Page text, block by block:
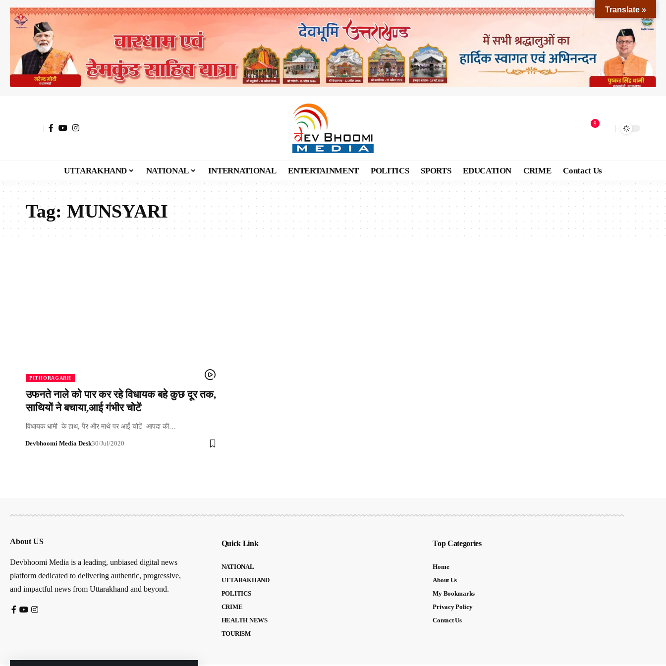
9
UTTARAKHAND NATIONAL INTERNATIONAL ENTERTAINMENT POLITICS SPORTS EDUCATION CRIME Contact Us
Tag:MUNSYARI
PITHORAGARH
उफनते नाले को पार कर रहे विधायक बहे कुछ दूर तक,
साथियों ने बचाया,आई गंभीर चोटें
विधायक धामी के हाथ, पैर और माथे पर आईं चोटें आपदा की…
Devbhoomi Media Desk30/Jul/2020
About US
Devbhoomi Media is a leading, unbiased digital news
platform dedicated to delivering authentic, progressive,
and impactful news from Uttarakhand and beyond.
Quick Link
NATIONAL
UTTARAKHAND
POLITICS
CRIME
HEALTH NEWS
TOURISM
Top Categories
Home
About Us
My Bookmarks
Privacy Policy
Contact Us
Translate »